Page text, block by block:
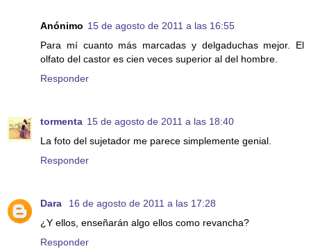
Anónimo 15 de agosto de 2011 a las 16:55
Para mí cuanto más marcadas y delgaduchas mejor. El
olfato del castor es cien veces superior al del hombre.
Responder
tormenta 15 de agosto de 2011 a las 18:40
La foto del sujetador me parece simplemente genial.
Responder
Dara
16 de agosto de 2011 a las 17:28
¿Y ellos, enseñarán algo ellos como revancha?
Responder